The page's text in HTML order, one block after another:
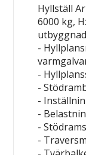
Hyllställ
6000 kg,
-
-
-
-
-
-
-